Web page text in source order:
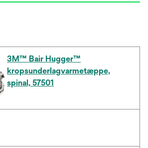
3M™ Bair Hugger™
kropsunderlagvarmetæppe,
spinal, 57501